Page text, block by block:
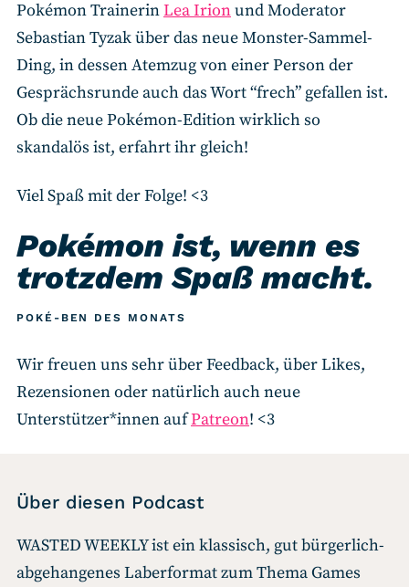
Pokémon TrainerinLea Irionund Moderator
Sebastian Tyzak über das neue Monster-Sammel-
Ding, in dessen Atemzug von einer Person der
Gesprächsrunde auch das Wort “frech” gefallen ist.
Ob die neue Pokémon-Edition wirklich so
skandalös ist, erfahrt ihr gleich!
Viel Spaß mit der Folge! <3
Pokémon ist, wenn es
trotzdem Spaß macht.
POKÉ-BEN DES MONATS
Wir freuen uns sehr über Feedback, über Likes,
Rezensionen oder natürlich auch neue
Unterstützer*innen aufPatreon! <3
Über diesen Podcast
WASTED WEEKLY ist ein klassisch, gut bürgerlich-
abgehangenes Laberformat zum Thema Games